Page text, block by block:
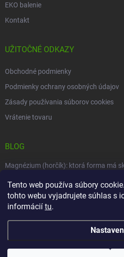
Tento web používa súbory
tohto webu vyjadrujete súhlas s
informácií tu.
EKO balenie
Kontakt
UŽITOČNÉ ODKAZY
Obchodné podmienky
Podmienky ochrany osobných údajov
Zásady používania súborov cookies
Vrátenie tovaru
BLOG
Magnézium (horčík): ktorá forma má
Zdravotné benefity železa
Výhody oregánového oleja